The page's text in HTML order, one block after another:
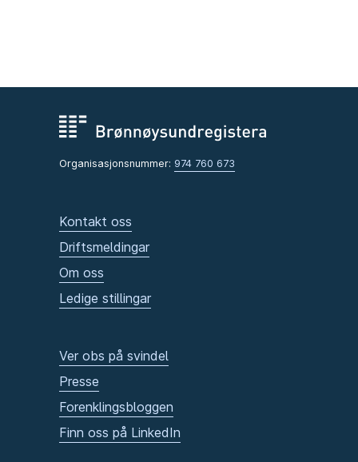
Organisasjonsnummer: 974 760 673
Kontakt oss
Driftsmeldingar
Om oss
Ledige stillingar
Ver obs på svindel
Presse
Forenklingsbloggen
Finn oss på LinkedIn